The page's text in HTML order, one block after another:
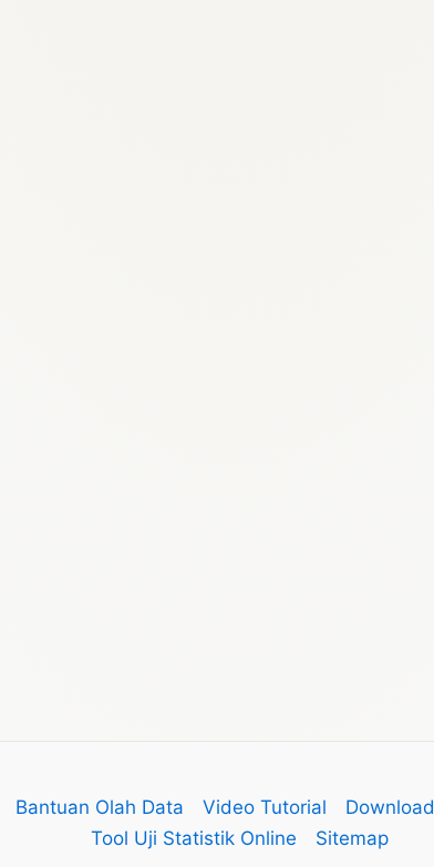
Bantuan Olah Data Video Tutorial Download
Tool Uji Statistik Online
Sitemap